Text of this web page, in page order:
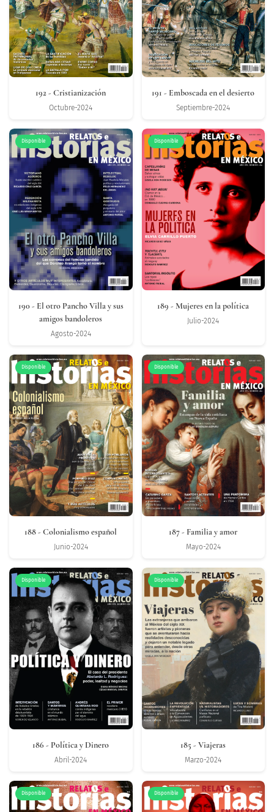
192- Cristianización
Octubre-2024
191 - Emboscada en el desierto
Septiembre-2024
Disponible
190- El otro Pancho Villa y sus
amigos bandoleros
Agosto-2024
Disponible
189 - Mujeres en la política
Julio-2024
Disponible
188- Colonialismo español
Junio-2024
Disponible
187- Familia y amor
Mayo-2024
Disponible
186 - Política y Dinero
Abril-2024
Disponible
185 - Viajeras
Marzo-2024
Disponible Disponible